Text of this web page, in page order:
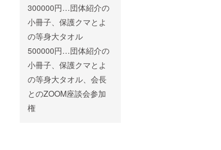
300000円…団体紹介の
小冊子、保護クマとよ
の等身大タオル
500000円…団体紹介の
小冊子、保護クマとよ
の等身大タオル、会長
とのZOOM座談会参加
権